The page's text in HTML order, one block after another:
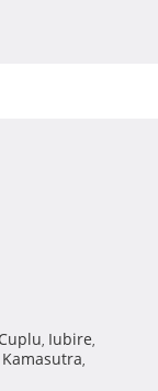
Cuplu, Iubire,
,